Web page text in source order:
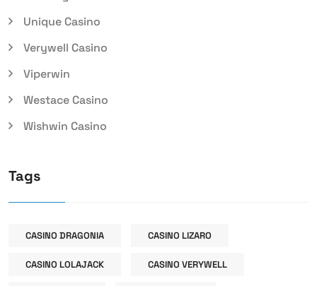
Unique Casino
Verywell Casino
Viperwin
Westace Casino
Wishwin Casino
Tags
CASINO DRAGONIA CASINO LIZARO
CASINO LOLAJACK CASINO VERYWELL